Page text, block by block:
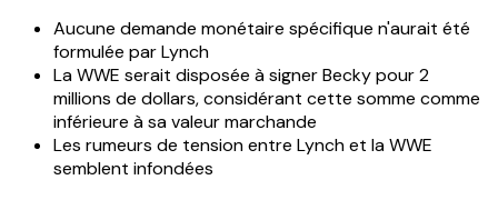
Aucune demande monétaire spécifique n'aurait été
formulée par Lynch
La WWE serait disposée à signer Becky pour 2
millions de dollars, considérant cette somme comme
inférieure à sa valeur marchande
Les rumeurs de tension entre Lynch et la WWE
semblent infondées